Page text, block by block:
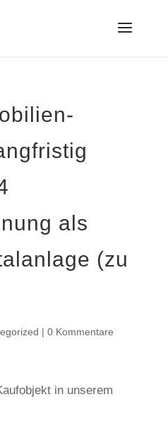
als
(zu
| 0 Kommentare
in unserem